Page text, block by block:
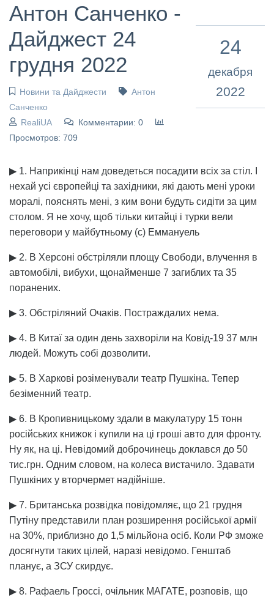
Антон Санченко -
Дайджест 24
грудня 2022
Новини та Дайджести
Антон
Санченко
RealiUA
Комментарии: 0
Просмотров: 709
24
декабря
2022
▶ 1. Наприкінці нам доведеться посадити всіх за стіл. І
нехай усі європейці та західники, які дають мені уроки
моралі, пояснять мені, з ким вони будуть сидіти за цим
столом. Я не хочу, щоб тільки китайці і турки вели
переговори у майбутньому (с) Еммануель
▶ 2. В Херсоні обстріляли площу Свободи, влучення в
автомобілі, вибухи, щонайменше 7 загиблих та 35
поранених.
▶ 3. Обстріляний Очаків. Постраждалих нема.
▶ 4. В Китаї за один день захворіли на Ковід-19 37 млн
людей. Можуть собі дозволити.
▶ 5. В Харкові розіменували театр Пушкіна. Тепер
безіменний театр.
▶ 6. В Кропивницькому здали в макулатуру 15 тонн
російських книжок і купили на ці гроші авто для фронту.
Ну як, на ці. Невідомий доброчинець доклався до 50
тис.грн. Одним словом, на колеса вистачило. Здавати
Пушкіних у вторчермет надійніше.
▶ 7. Британська розвідка повідомляє, що 21 грудня
Путіну представили план розширення російської армії
на 30%, приблизно до 1,5 мільйона осіб. Коли РФ зможе
досягнути таких цілей, наразі невідомо. Генштаб
планує, а ЗСУ скирдує.
▶ 8. Рафаель Гроссі, очільник МАГАТЕ, розповів, що